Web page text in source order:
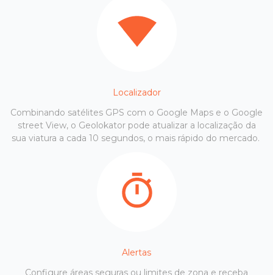
Localizador
Combinando satélites GPS com o Google Maps e o Google
street View, o Geolokator pode atualizar a localização da
sua viatura a cada 10 segundos, o mais rápido do mercado.
Alertas
Configure áreas seguras ou limites de zona e receba